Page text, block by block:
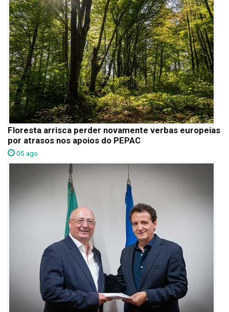
Floresta arrisca perder novamente verbas europeias
por atrasos nos apoios do PEPAC
05 ago